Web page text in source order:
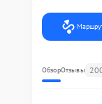
ОбзорОтзывы